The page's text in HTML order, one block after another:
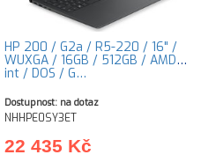
HP 200 / G2a / R5-220 / 16" /
WUXGA / 16GB / 512GB / AMD
int / DOS / G…
Dostupnost: na dotaz
NHHPE0SY3ET
22 435 Kč